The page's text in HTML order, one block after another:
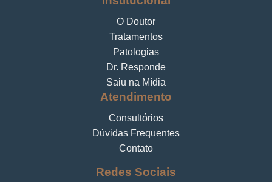
O Doutor
Tratamentos
Patologias
Dr. Responde
Saiu na Mídia
Atendimento
Consultórios
Dúvidas Frequentes
Contato
Redes Sociais